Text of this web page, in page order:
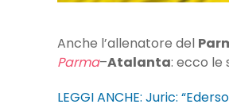
Anche l’allenatore del
Parma–Atalanta: ecco le
LEGGI ANCHE: Juric: